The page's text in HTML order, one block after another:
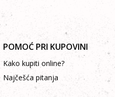
POMOĆ PRI KUPOVINI
Kako kupiti online?
Najčešća pitanja